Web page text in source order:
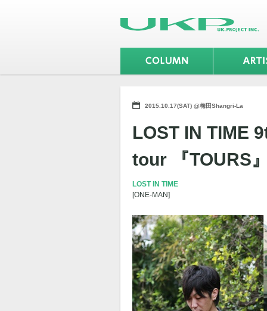
2015.10.17(SAT) @梅田Shangri-La
LOST IN TIME
tour 『TOURS
LOST IN TIME
[ONE-MAN]